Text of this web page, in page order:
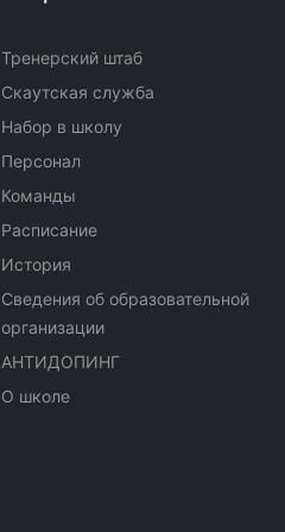
Тренерский штаб
Скаутская служба
Набор в школу
Персонал
Команды
Расписание
История
Сведения об образовательной
организации
АНТИДОПИНГ
О школе